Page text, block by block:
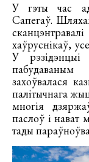
У гэты час
Сапегаў.
хаўруснікаў,
У
захоўвалася
палітычнага
многія
паслоў і
тады